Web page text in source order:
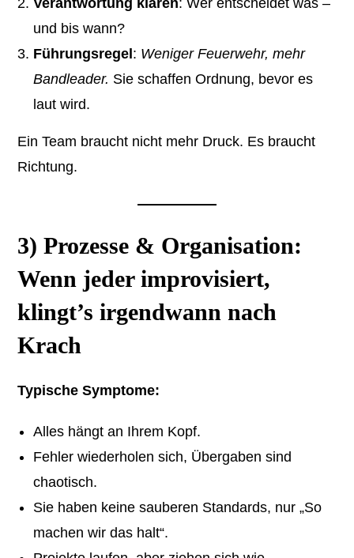
und bis wann?
Führungsregel: Weniger Feuerwehr, mehr
Bandleader. Sie schaffen Ordnung, bevor es
laut wird.
Ein Team braucht nicht mehr Druck. Es braucht
Richtung.
3) Prozesse & Organisation:
Wenn jeder improvisiert,
klingt’s irgendwann nach
Krach
Typische Symptome:
Alles hängt an Ihrem Kopf.
Fehler wiederholen sich, Übergaben sind
chaotisch.
Sie haben keine sauberen Standards, nur „So
machen wir das halt“.